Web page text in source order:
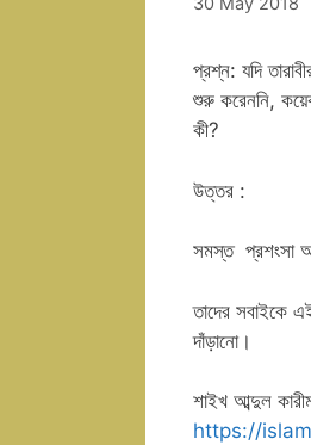
প্রশ্ন: যদি
শুরু করেননি,
কী?
উত্তর :
সমস্ত প্রশংসা
তাদের সবাইকে
দাঁড়ানো।
শাইখ আব্দুল
https://